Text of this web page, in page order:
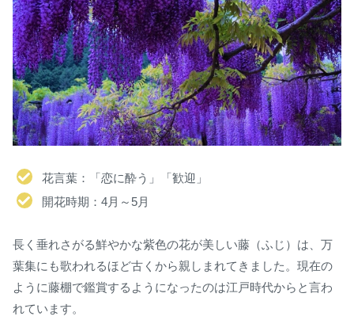
花言葉：「恋に酔う」「歓迎」
開花時期：4月～5月
長く垂れさがる鮮やかな紫色の花が美しい藤（ふじ）は、万
葉集にも歌われるほど古くから親しまれてきました。現在の
ように藤棚で鑑賞するようになったのは江戸時代からと言わ
れています。